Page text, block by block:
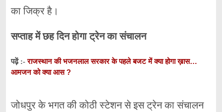
का जिक्र है।
सप्ताह में छह दिन होगा ट्रेन का संचालन
पढ़ें :-राजस्थान की भजनलाल सरकार के पहले बजट में क्या होगा ख़ास…
आमजन को क्या आस ?
जोधपुर के भगत की कोठी स्टेशन से इस ट्रेन का संचालन